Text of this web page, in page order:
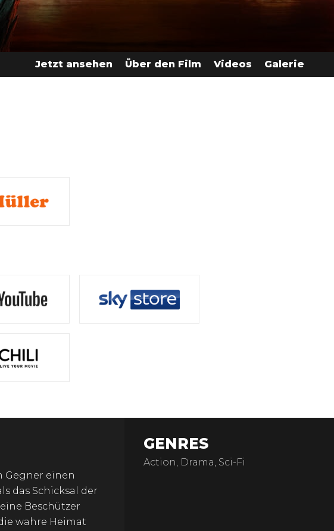
Jetzt ansehen Über den Film Videos Galerie
Gegner einen
das Schicksal der
Beschützer
wahre Heimat
GENRES
Action, Drama, Sci-Fi